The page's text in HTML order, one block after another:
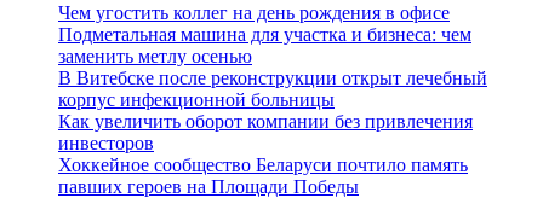
Чем угостить коллег на день рождения в офисе
Подметальная машина для участка и бизнеса: чем
заменить метлу осенью
В Витебске после реконструкции открыт лечебный
корпус инфекционной больницы
Как увеличить оборот компании без привлечения
инвесторов
Хоккейное сообщество Беларуси почтило память
павших героев на Площади Победы